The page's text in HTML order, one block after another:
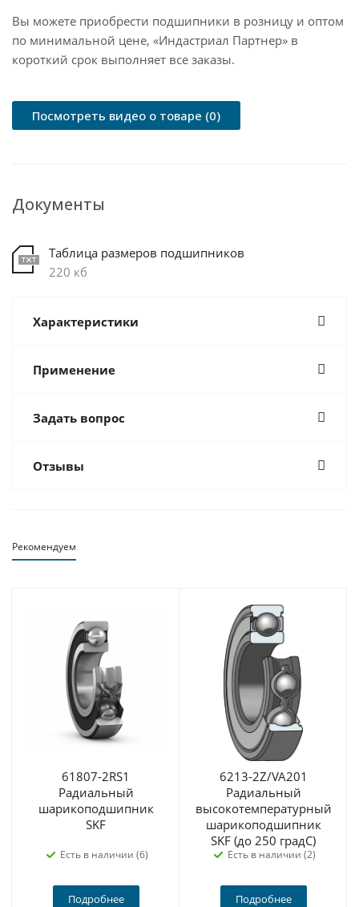
Вы можете приобрести подшипники в розницу и оптом
по минимальной цене, «Индастриал Партнер» в
короткий срок выполняет все заказы.
Посмотреть видео о товаре (0)
Документы
Таблица размеров подшипников
220 кб
Характеристики
Применение
Задать вопрос
Отзывы
Рекомендуем
61807-2RS1
Радиальный
шарикоподшипник
SKF
Есть в наличии (6)
Подробнее
6213-2Z/VA201
Радиальный
высокотемпературный
шарикоподшипник
SKF (до 250 градС)
Есть в наличии (2)
Подробнее